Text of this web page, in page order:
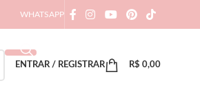
WHATSAPP
ENTRAR / REGISTRAR R$ 0,00